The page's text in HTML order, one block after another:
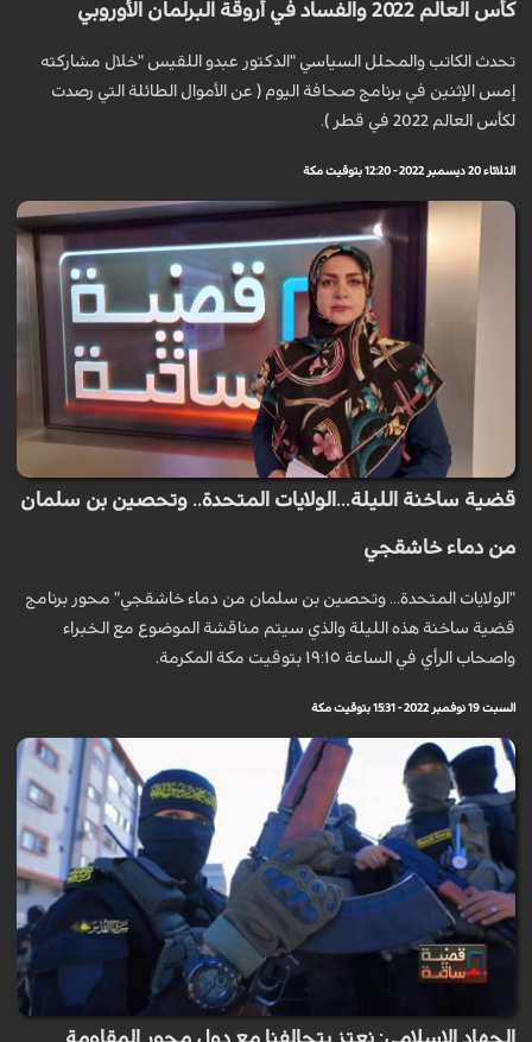
كأس العالم 2022 والفساد في أروقة البرلمان الأوروبي
تحدث الكاتب والمحلل السياسي "الدكتور عبدو اللقيس "خلال مشاركته
إمس الإثنين في برنامج صحافة اليوم ( عن الأموال الطائلة التي رصدت
لكأس العالم 2022 في قطر ).
الثلاثاء 20 ديسمبر 2022 - 12:20 بتوقيت مكة
قضية ساخنة الليلة...الولايات المتحدة.. وتحصين بن سلمان
من دماء خاشقجي
"الولايات المتحدة... وتحصين بن سلمان من دماء خاشقجي" محور برنامج
قضية ساخنة هذه الليلة والذي سيتم مناقشة الموضوع مع الخبراء
واصحاب الرأي في الساعة ١٩:١٥ بتوقيت مكة المكرمة.
السبت 19 نوفمبر 2022 - 15:31 بتوقيت مكة